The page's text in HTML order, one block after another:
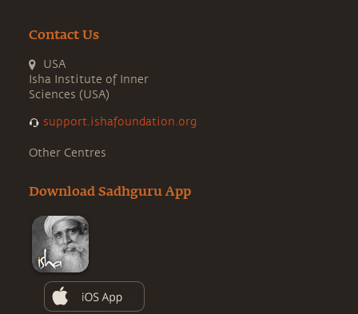
Contact Us
USA
Isha Institute of Inner
Sciences (USA)
support.ishafoundation.org
Other Centres
Download Sadhguru App